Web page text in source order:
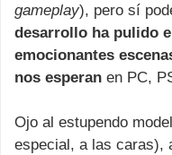
gameplay), pero sí
desarrollo ha pulido
emocionantes
nos esperan en PC,
Ojo al estupendo
especial, a las caras),